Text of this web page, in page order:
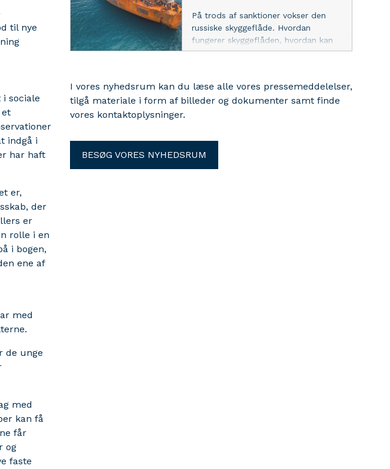
til nye
sociale
et
indgå i
har haft
er,
der
er
rolle i en
i bogen,
ene af
med
de unge
med
kan få
får
og
faste
På trods af sanktioner vokser den
russiske skyggeflåde. Hvordan
fungerer skyggeflåden, hvordan kan
den fortsat sejle gennem de danske
Seniorforsker Jessica Larsen fra DIIS
besøger M/S Museet for Søfart, der
udfordringer.
I vores nyhedsrum kan du læse alle vores pressemeddelelser,
tilgå materiale i form af billeder og dokumenter samt finde
vores kontaktoplysninger.
BESØG VORES NYHEDSRUM